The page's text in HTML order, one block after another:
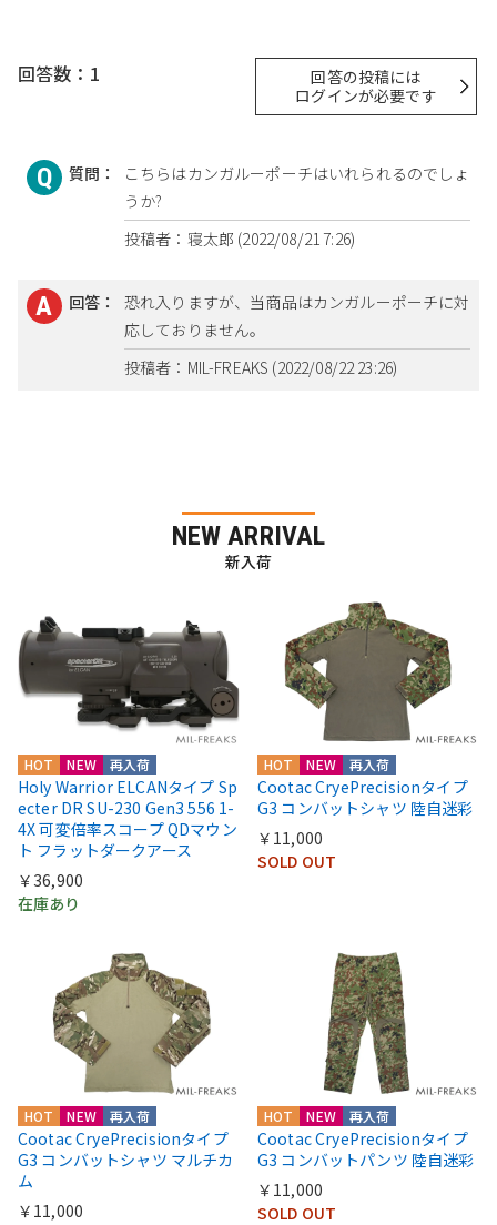
回答数：1
回答の投稿には
ログインが必要です
質問：
こちらはカンガルーポーチはいれられるのでしょ
うか?
投稿者：寝太郎 (2022/08/21 7:26)
回答：
恐れ入りますが、当商品はカンガルーポーチに対
応しておりません。
投稿者：MIL-FREAKS (2022/08/22 23:26)
NEW ARRIVAL
新入荷
HOT NEW 再入荷
Holy Warrior ELCANタイプ Sp
ecter DR SU-230 Gen3 556 1-
4X 可変倍率スコープ QDマウン
ト フラットダークアース
￥36,900
在庫あり
HOT NEW 再入荷
Cootac CryePrecisionタイプ
G3 コンバットシャツ 陸自迷彩
￥11,000
SOLD OUT
HOT NEW 再入荷
Cootac CryePrecisionタイプ
G3 コンバットシャツ マルチカ
ム
￥11,000
HOT NEW 再入荷
Cootac CryePrecisionタイプ
G3 コンバットパンツ 陸自迷彩
￥11,000
SOLD OUT